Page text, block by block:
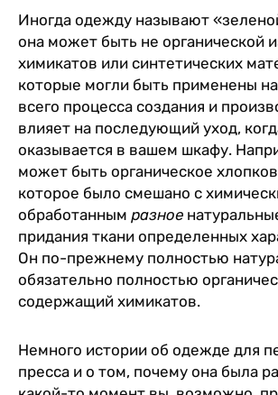
Иногда одежду называют
она может быть не органической
химикатов или синтетических
которые могли быть применены
всего процесса создания и
влияет на последующий уход,
оказывается в вашем шкафу.
может быть органическое
которое было смешано с
обработанным разное
придания ткани определенных
Он по-прежнему полностью
обязательно полностью
содержащий химикатов.
Немного истории об одежде для
пресса и о том, почему она была